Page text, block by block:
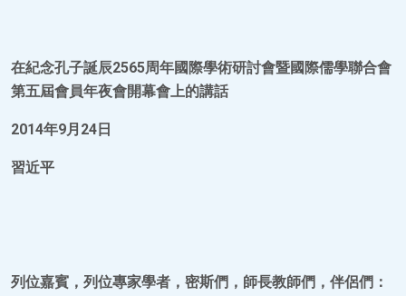
在紀念孔子誕辰2565周年國際學術研討會暨國際儒學聯合會
第五屆會員年夜會開幕會上的講話
2014年9月24日
習近平
列位嘉賓，列位專家學者，密斯們，師長教師們，伴侶們：